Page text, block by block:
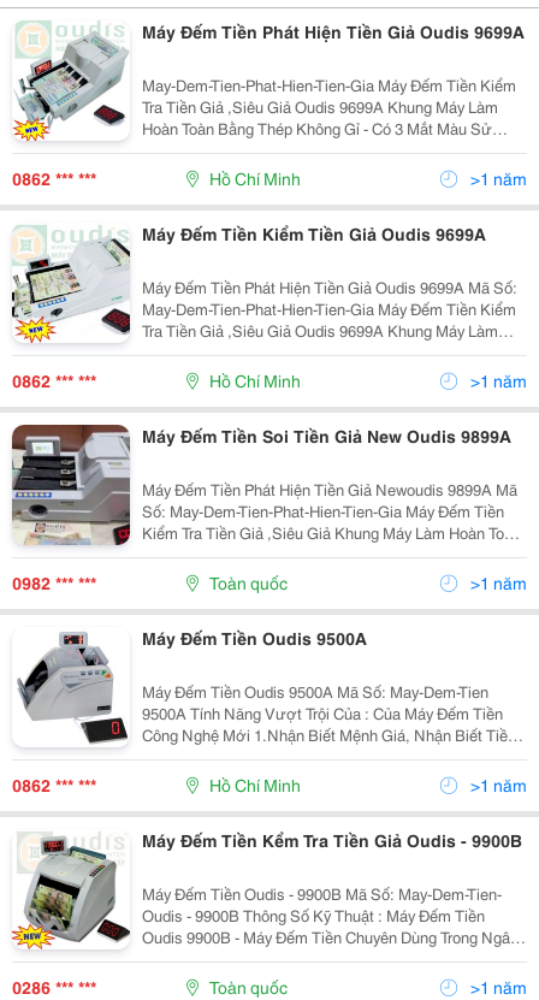
Máy Đếm Tiền Phát Hiện Tiền Giả Oudis 9699A
May-Dem-Tien-Phat-Hien-Tien-Gia Máy Đếm Tiền Kiểm
Tra Tiền Giả ,Siêu Giả Oudis 9699A Khung Máy Làm
Hoàn Toàn Bằng Thép Không Gỉ - Có 3 Mắt Màu Sử
Dụng 18 Led Trắng Siêu Sáng Soi Hình Chìm - Sử Dụng
02 Bộ Mắt Đếm Riêng Biệt Đảm Bảo Đ
0862 *** *** Hồ Chí Minh >1 năm
Máy Đếm Tiền Kiểm Tiền Giả Oudis 9699A
Máy Đếm Tiền Phát Hiện Tiền Giả Oudis 9699A Mã Số:
May-Dem-Tien-Phat-Hien-Tien-Gia Máy Đếm Tiền Kiểm
Tra Tiền Giả ,Siêu Giả Oudis 9699A Khung Máy Làm
Hoàn Toàn Bằng Thép Không Gỉ - Có 3 Tốc Độ Đếm
1100To/Phút 1200 /
0862 *** *** Hồ Chí Minh >1 năm
Máy Đếm Tiền Soi Tiền Giả New Oudis 9899A
Máy Đếm Tiền Phát Hiện Tiền Giả Newoudis 9899A Mã
Số: May-Dem-Tien-Phat-Hien-Tien-Gia Máy Đếm Tiền
Kiểm Tra Tiền Giả ,Siêu Giả Khung Máy Làm Hoàn Toàn
Bằng Thép Không Gỉ - Máy Sử Dụng 2 Motor Có 3 Tốc
Độ Chay 1100Tờ/Phút,1200Tờ/Phút,...
0982 *** *** Toàn quốc >1 năm
Máy Đếm Tiền Oudis 9500A
Máy Đếm Tiền Oudis 9500A Mã Số: May-Dem-Tien
9500A Tính Năng Vượt Trội Của : Của Máy Đếm Tiền
Công Nghệ Mới 1.Nhận Biết Mệnh Giá, Nhận Biết Tiền
Lẫn Loại: 2. Phát Hiện Tiền Giả ,Siêu Giả Chính Xác 3.
Chia Mẻ
0862 *** *** Hồ Chí Minh >1 năm
Máy Đếm Tiền Kểm Tra Tiền Giả Oudis - 9900B
Máy Đếm Tiền Oudis - 9900B Mã Số: May-Dem-Tien-
Oudis - 9900B Thông Số Kỹ Thuật : Máy Đếm Tiền
Oudis 9900B - Máy Đếm Tiền Chuyên Dùng Trong Ngân
Hàng, Kho Bạc Và Các Tổ Chức Tín Dụng &Ndash;
Đếm Số Tiền Lớn Từ
0286 *** *** Toàn quốc >1 năm